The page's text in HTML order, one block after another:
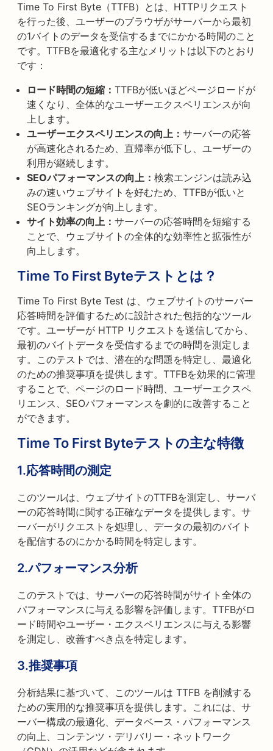
Time To First Byte（TTFB）とは、HTTPリクエスト
を行った後、ユーザーのブラウザがサーバーから最初
の1バイトのデータを受信するまでにかかる時間のこと
です。TTFBを最適化する主なメリットは以下のとおり
です：
ロード時間の短縮： TTFBが低いほどページロードが
速くなり、全体的なユーザーエクスペリエンスが向
上します。
ユーザーエクスペリエンスの向上： サーバーの応答
が高速化されるため、直帰率が低下し、ユーザーの
利用が継続します。
SEOパフォーマンスの向上： 検索エンジンは読み込
みの速いウェブサイトを好むため、TTFBが低いと
SEOランキングが向上します。
サイト効率の向上： サーバーの応答時間を短縮する
ことで、ウェブサイトの全体的な効率性と拡張性が
向上します。
Time To First Byteテストとは？
Time To First Byte Test は、ウェブサイトのサーバー
応答時間を評価するために設計された包括的なツール
です。ユーザーが HTTP リクエストを送信してから、
最初のバイトデータを受信するまでの時間を測定しま
す。このテストでは、潜在的な問題を特定し、最適化
のための推奨事項を提供します。TTFBを効果的に管理
することで、ページのロード時間、ユーザーエクスペ
リエンス、SEOパフォーマンスを劇的に改善すること
ができます。
Time To First Byteテストの主な特徴
1.応答時間の測定
このツールは、ウェブサイトのTTFBを測定し、サーバ
ーの応答時間に関する正確なデータを提供します。サ
ーバーがリクエストを処理し、データの最初のバイト
を配信するのにかかる時間を特定します。
2.パフォーマンス分析
このテストでは、サーバーの応答時間がサイト全体の
パフォーマンスに与える影響を評価します。TTFBがロ
ード時間やユーザー・エクスペリエンスに与える影響
を測定し、改善すべき点を特定します。
3.推奨事項
分析結果に基づいて、このツールは TTFB を削減する
ための実用的な推奨事項を提供します。これには、サ
ーバー構成の最適化、データベース・パフォーマンス
の向上、コンテンツ・デリバリー・ネットワーク